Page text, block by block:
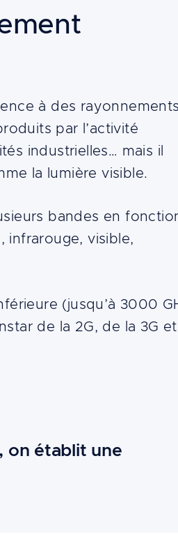
à des rayonnements
par l’activité
industrielles… mais il
la lumière visible.
bandes en
infrarouge, visible,
(jusqu’à 3000
de la 2G, de la 3G et
on établit une